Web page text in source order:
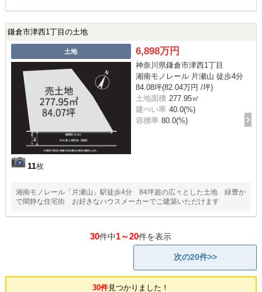
鎌倉市津西1丁目の土地
土地
11枚
6,898万円
神奈川県鎌倉市津西1丁目
湘南モノレール 片瀬山 徒歩4分
84.08坪(82.04万円 /坪)
土地面積 277.95㎡
建ぺい率 40.0(%)
容積率 80.0(%)
湘南モノレール「片瀬山」駅徒歩4分 84坪超の広々とした土地 緑豊か
で閑静な住宅街 お好きなハウスメーカーでご建築いただけます
30件中1～20件を表示
次の20件>>
30件見つかりました！